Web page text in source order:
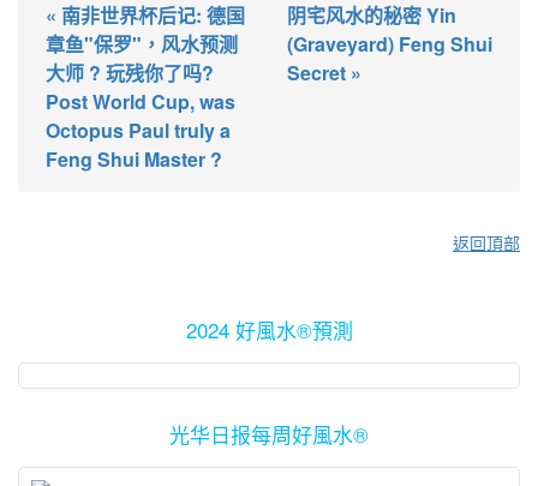
« 南非世界杯后记: 德国
章鱼"保罗"，风水预测
大师 ? 玩残你了吗?
Post World Cup, was
Octopus Paul truly a
Feng Shui Master ?
阴宅风水的秘密 Yin
(Graveyard) Feng Shui
Secret »
返回頂部
2024 好風水®預測
光华日报每周好風水®